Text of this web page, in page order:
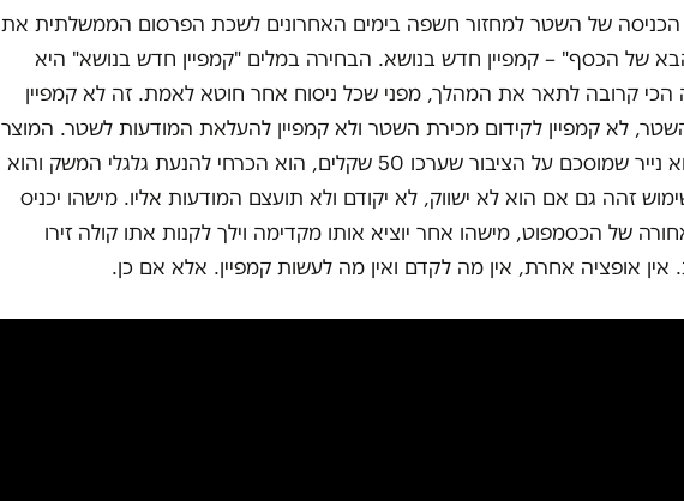
של השטר למחזור חשפה בימים האחרונים לשכת הפרסום הממשלתית את
של הכסף" – קמפיין חדש בנושא. הבחירה במלים "קמפיין חדש בנושא" היא
הכי קרובה לתאר את המהלך, מפני שכל ניסוח אחר חוטא לאמת. זה לא קמפיין
לא קמפיין לקידום מכירת השטר ולא קמפיין להעלאת המודעות לשטר. המוצר
הנדון הוא נייר שמוסכם על הציבור שערכו 50 שקלים, הוא הכרחי להנעת גלגלי המשק והוא
זהה גם אם הוא לא ישווק, לא יקודם ולא תועצם המודעות אליו. מישהו יכניס
של הכסמפוט, מישהו אחר יוציא אותו מקדימה וילך לקנות אתו קולה זירו
אין אופציה אחרת, אין מה לקדם ואין מה לעשות קמפיין. אלא אם כן.